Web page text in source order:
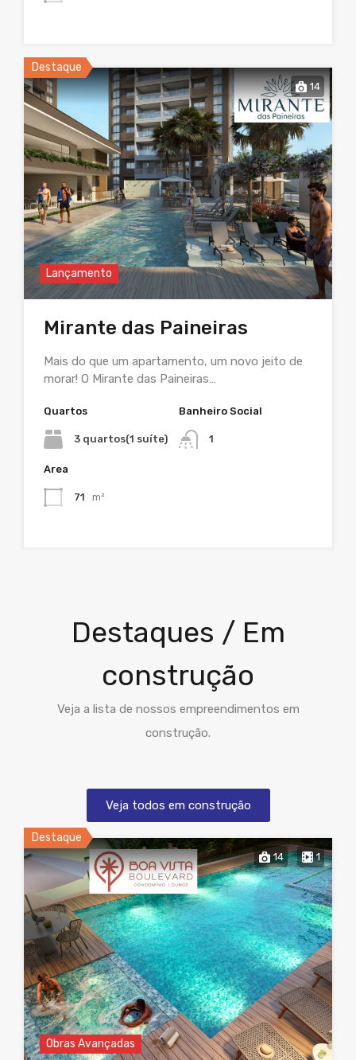
Destaque
14
Lançamento
Mirante das Paineiras
Mais do que um apartamento, um novo jeito de
morar! O Mirante das Paineiras…
Quartos
3 quartos(1 suíte)
Banheiro Social
1
Area
71 m²
Destaques / Em
construção
Veja a lista de nossos empreendimentos em
construção.
Veja todos em construção
Destaque
14 1
Obras Avançadas